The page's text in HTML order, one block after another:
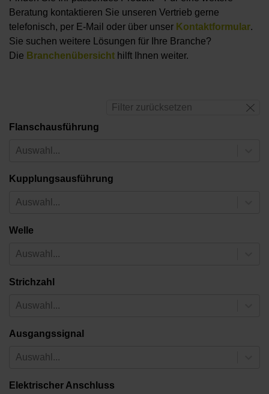
Beratung kontaktieren Sie unseren Vertrieb gerne
telefonisch, per E-Mail oder über unser Kontaktformular.
Sie suchen weitere Lösungen für Ihre Branche?
Die Branchenübersicht hilft Ihnen weiter.
Filter zurücksetzen
Flanschausführung
Auswahl...
Kupplungsausführung
Auswahl...
Welle
Auswahl...
Strichzahl
Auswahl...
Ausgangssignal
Auswahl...
Elektrischer Anschluss